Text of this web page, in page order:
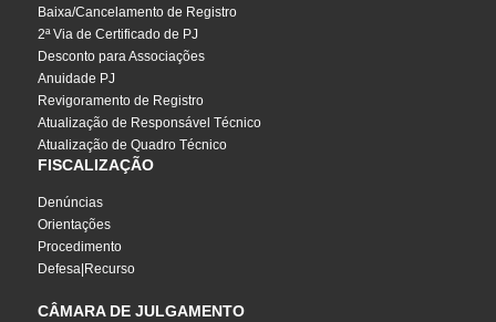
Baixa/Cancelamento de Registro
2ª Via de Certificado de PJ
Desconto para Associações
Anuidade PJ
Revigoramento de Registro
Atualização de Responsável Técnico
Atualização de Quadro Técnico
FISCALIZAÇÃO
Denúncias
Orientações
Procedimento
Defesa|Recurso
CÂMARA DE JULGAMENTO